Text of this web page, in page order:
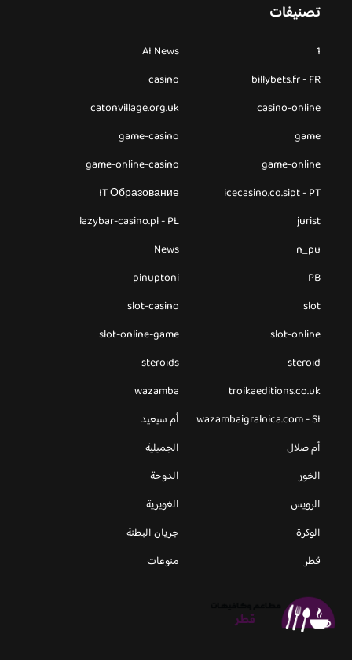
تصنيفات
1
AI News
billybets.fr - FR
casino
casino-online
catonvillage.org.uk
game
game-casino
game-online
game-online-casino
icecasino.co.sipt - PT
IT Образование
jurist
lazybar-casino.pl - PL
n_pu
News
PB
pinuptoni
slot
slot-casino
slot-online
slot-online-game
steroid
steroids
troikaeditions.co.uk
wazamba
wazambaigralnica.com - SI
أم سيعيد
أم صلال
الجميلية
الخور
الدوحة
الرويس
الغويرية
الوكرة
جريان البطنة
قطر
منوعات